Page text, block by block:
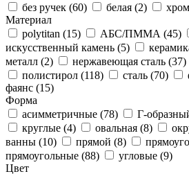
без ручек (60) белая (2)
Материал
polytitan (15) АБС/ПММА (45)
искусственный камень (5)
металл (2) нержавеющая сталь (37)
полистирол (118) сталь (70)
фаянс (15)
Форма
асимметричные (78) Г-
круглые (4) овальная (8)
ванны (10) прямой (8)
прямоугольные (88) угловые (9)
Цвет